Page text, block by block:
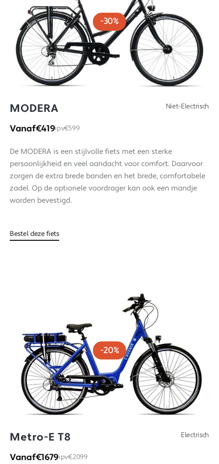
-30%
MODERA
Vanaf€419ipv€599
Niet-Electrisch
De MODERA is een stijlvolle fiets met een sterke
persoonlijkheid en veel aandacht voor comfort. Daarvoor
zorgen de extra brede banden en het brede, comfortabele
zadel. Op de optionele voordrager kan ook een mandje
worden bevestigd.
Bestel deze fiets
-20%
Metro-E T8
Vanaf€1679ipv€2099
Electrisch